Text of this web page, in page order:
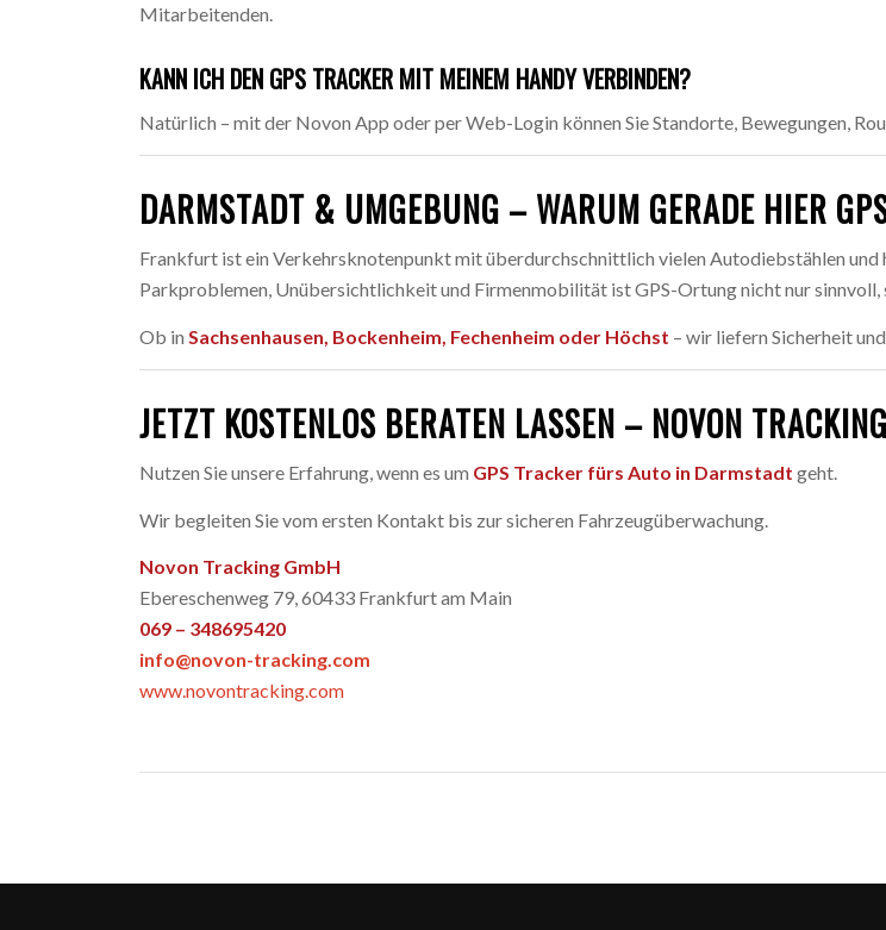
Mitarbeitenden.
KANN ICH DEN GPS TRACKER MIT MEINEM HANDY VERBINDEN?
Natürlich – mit der Novon App oder per Web-Login können Sie Standorte, Bewegungen,
DARMSTADT & UMGEBUNG – WARUM GERADE HIER
Frankfurt ist ein Verkehrsknotenpunkt mit überdurchschnittlich vielen Autodiebstählen
Parkproblemen, Unübersichtlichkeit und Firmenmobilität ist GPS-Ortung nicht nur sinnvoll,
Ob inSachsenhausen, Bockenheim, Fechenheim oder Höchst – wir liefern Sicherheit
JETZT KOSTENLOS BERATEN LASSEN – NOVON
Nutzen Sie unsere Erfahrung, wenn es um GPS Tracker fürs Auto in Darmstadtgeht.
Wir begleiten Sie vom ersten Kontakt bis zur sicheren Fahrzeugüberwachung.
Novon Tracking GmbH
Ebereschenweg 79, 60433 Frankfurt am Main
069 – 348695420
info@novon-tracking.com
www.novontracking.com